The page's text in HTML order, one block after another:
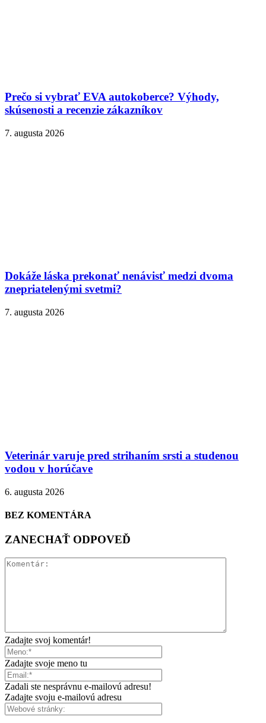
Prečo si vybrať EVA autokoberce? Výhody,
skúsenosti a recenzie zákazníkov
7. augusta 2026
Dokáže láska prekonať nenávisť medzi dvoma
znepriatelenými svetmi?
7. augusta 2026
Veterinár varuje pred strihaním srsti a studenou
vodou v horúčave
6. augusta 2026
BEZ KOMENTÁRA
ZANECHAŤ ODPOVEĎ
Zadajte svoj komentár!
Zadajte svoje meno tu
Zadali ste nesprávnu e-mailovú adresu!
Zadajte svoju e-mailovú adresu